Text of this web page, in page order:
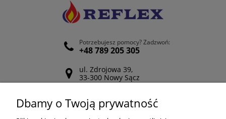
Potrzebujesz pomocy? Zadzwoń:
+48 789 205 305
ul. Zdrojowa 39,
33-300 Nowy Sącz
Odwiedź nasz Facebook
Dbamy o Twoją prywatność